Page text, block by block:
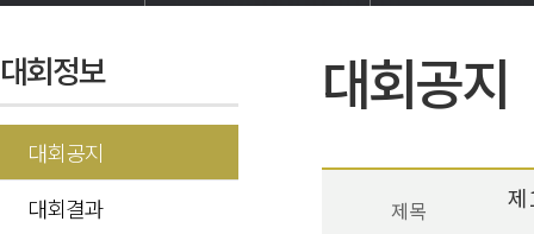
대회정보
대회공지
대회결과
대회공지
제목 제